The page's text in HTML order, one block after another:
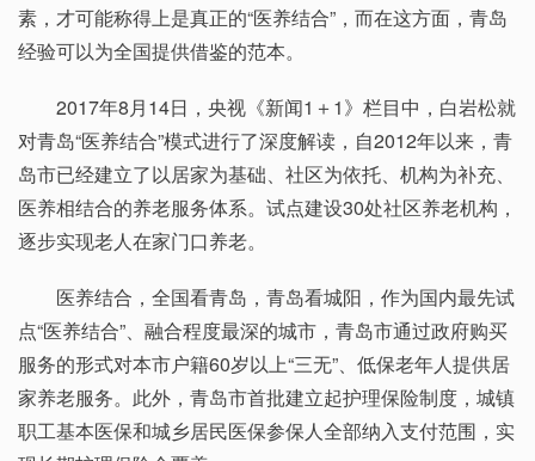
素，才可能称得上是真正的“医养结合”，而在这方面，青岛
经验可以为全国提供借鉴的范本。
2017年8月14日，央视《新闻1＋1》栏目中，白岩松就
对青岛“医养结合”模式进行了深度解读，自2012年以来，青
岛市已经建立了以居家为基础、社区为依托、机构为补充、
医养相结合的养老服务体系。试点建设30处社区养老机构，
逐步实现老人在家门口养老。
医养结合，全国看青岛，青岛看城阳，作为国内最先试
点“医养结合”、融合程度最深的城市，青岛市通过政府购买
服务的形式对本市户籍60岁以上“三无”、低保老年人提供居
家养老服务。此外，青岛市首批建立起护理保险制度，城镇
职工基本医保和城乡居民医保参保人全部纳入支付范围，实